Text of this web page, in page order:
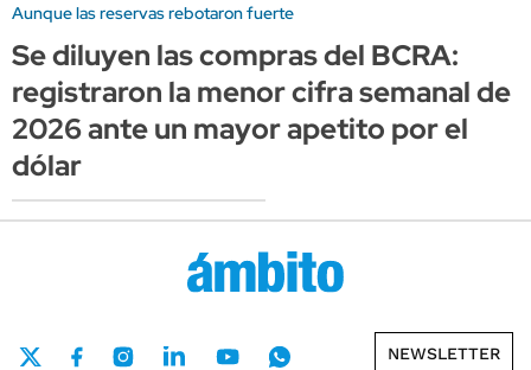
Aunque las reservas rebotaron fuerte
Se diluyen las compras del BCRA:
registraron la menor cifra semanal de
2026 ante un mayor apetito por el
dólar
NEWSLETTER